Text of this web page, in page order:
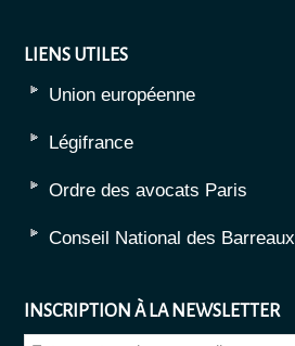
LIENS UTILES
Union européenne
Légifrance
Ordre des avocats Paris
Conseil National des Barreaux
INSCRIPTION À LA NEWSLETTER